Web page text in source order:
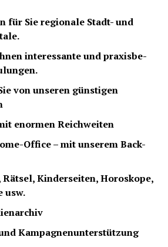
für Sie regio­na­le Stadt- und
inter­es­san­te und pra­xis­be­
von unse­ren güns­ti­gen
enor­men Reichweiten
Office – mit unse­rem Back-
Kin­der­sei­ten, Horo­sko­pe,
usw.
Kampagnenunterstützung